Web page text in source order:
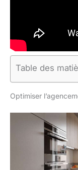
Table des
Optimiser